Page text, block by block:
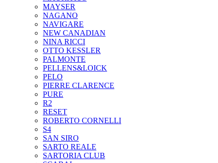
MAYSER
NAGANO
NAVIGARE
NEW CANADIAN
NINA RICCI
OTTO KESSLER
PALMONTE
PELLENS&LOICK
PELO
PIERRE CLARENCE
PURE
R2
RESET
ROBERTO CORNELLI
S4
SAN SIRO
SARTO REALE
SARTORIA CLUB